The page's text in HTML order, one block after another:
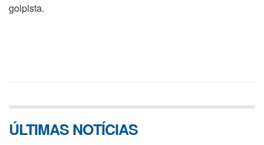
golpista.
ÚLTIMAS NOTÍCIAS